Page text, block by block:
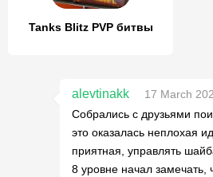
Tanks Blitz PVP битвы
alevtinakk
17 March
Собрались с друзьями
это оказалась неплохая
приятная, управлять
8 уровне начал замечать,